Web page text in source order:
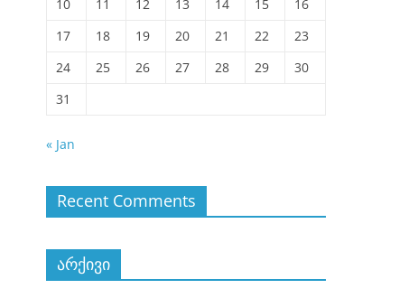
10
11 12 13 14 15
16
17
18 19 20 21 22
23
24
25 26 27 28 29
30
31
« Jan
Recent Comments
არქივი